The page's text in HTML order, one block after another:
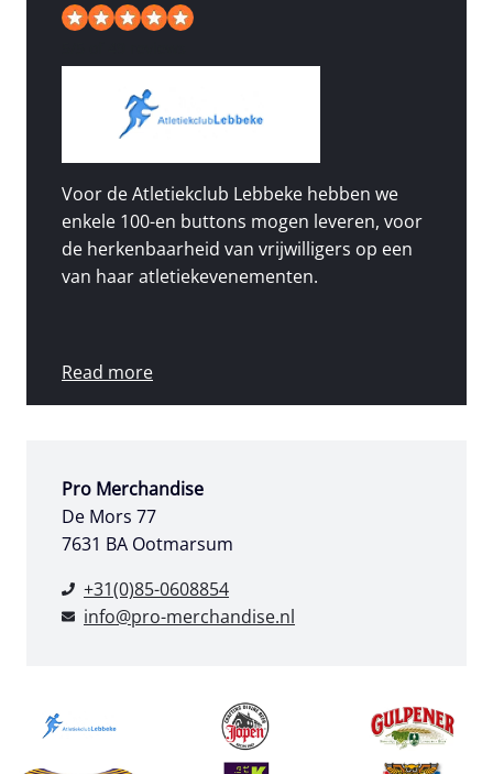
Voor de Atletiekclub Lebbeke hebben we
enkele 100-en buttons mogen leveren, voor
de herkenbaarheid van vrijwilligers op een
van haar atletiekevenementen.
Read more
Pro Merchandise
De Mors 77
7631 BA Ootmarsum
+31(0)85-0608854
info@pro-merchandise.nl